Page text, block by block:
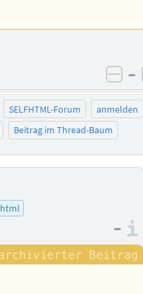
–
SELFHTML-Forum
anmelden
Beitrag im Thread-Baum
html
–